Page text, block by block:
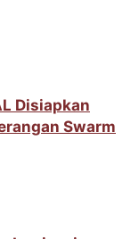
Disiapkan
Swarm